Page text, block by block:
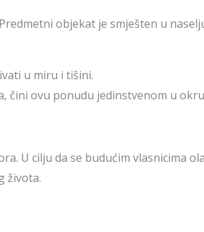
objekat je smješten u
u miru i tišini.
čini ovu ponudu jedinstvenom u
U cilju da se budućim vlasnicima
života.